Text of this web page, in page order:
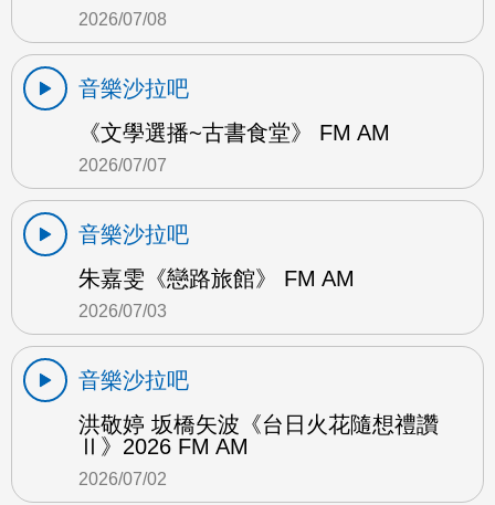
2026/07/08
音樂沙拉吧
《文學選播~古書食堂》 FM AM
2026/07/07
音樂沙拉吧
朱嘉雯《戀路旅館》 FM AM
2026/07/03
音樂沙拉吧
洪敬婷 坂橋矢波《台日火花隨想禮讚
Ⅱ》2026 FM AM
2026/07/02